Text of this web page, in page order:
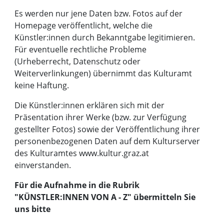
Es werden nur jene Daten bzw. Fotos auf der
Homepage veröffentlicht, welche die
Künstler:innen durch Bekanntgabe legitimieren.
Für eventuelle rechtliche Probleme
(Urheberrecht, Datenschutz oder
Weiterverlinkungen) übernimmt das Kulturamt
keine Haftung.
Die Künstler:innen erklären sich mit der
Präsentation ihrer Werke (bzw. zur Verfügung
gestellter Fotos) sowie der Veröffentlichung ihrer
personenbezogenen Daten auf dem Kulturserver
des Kulturamtes www.kultur.graz.at
einverstanden.
Für die Aufnahme in die Rubrik
"KÜNSTLER:INNEN VON A - Z" übermitteln Sie
uns bitte